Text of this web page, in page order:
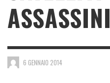
ASSASSINI
6 GENNAIO 2014